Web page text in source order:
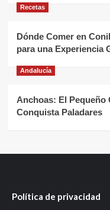
Recetas
Dónde Comer en
para una Experiencia
Andalucía
Anchoas: El Pequeño
Conquista Paladares
Política de privacidad